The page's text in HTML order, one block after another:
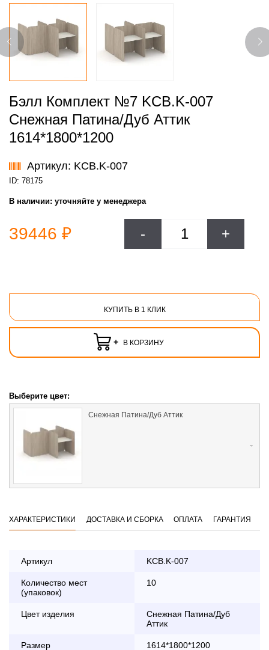
Бэлл Комплект №7 KCB.K-007
Снежная Патина/Дуб Аттик
1614*1800*1200
Артикул: KCB.K-007
ID: 78175
В наличии: уточняйте у менеджера
39446 ₽ - +
КУПИТЬ В 1 КЛИК
+ В КОРЗИНУ
Выберите цвет:
Снежная Патина/Дуб Аттик
ХАРАКТЕРИСТИКИ ДОСТАВКА И СБОРКА ОПЛАТА ГАРАНТИЯ
Артикул KCB.K-007
Количество мест
(упаковок)
10
Цвет изделия
Снежная Патина/Дуб
Аттик
Размер 1614*1800*1200
По Москве в пределах МКАД осуществляется в будние
заказа банковской картой